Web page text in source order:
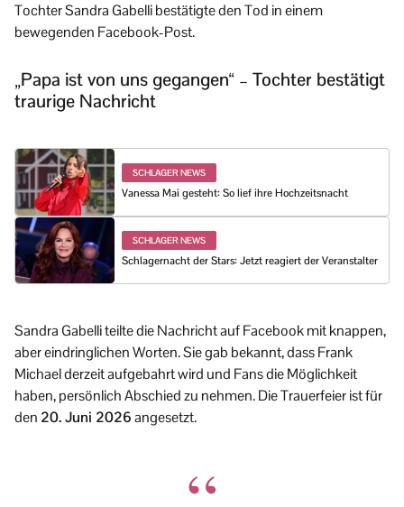
Tochter Sandra Gabelli bestätigte den Tod in einem
bewegenden Facebook-Post.
„Papa ist von uns gegangen“ – Tochter bestätigt
traurige Nachricht
SCHLAGER NEWS
Vanessa Mai gesteht: So lief ihre Hochzeitsnacht
SCHLAGER NEWS
Schlagernacht der Stars: Jetzt reagiert der Veranstalter
Sandra Gabelli teilte die Nachricht auf Facebook mit knappen,
aber eindringlichen Worten. Sie gab bekannt, dass Frank
Michael derzeit aufgebahrt wird und Fans die Möglichkeit
haben, persönlich Abschied zu nehmen. Die Trauerfeier ist für
den 20. Juni 2026angesetzt.